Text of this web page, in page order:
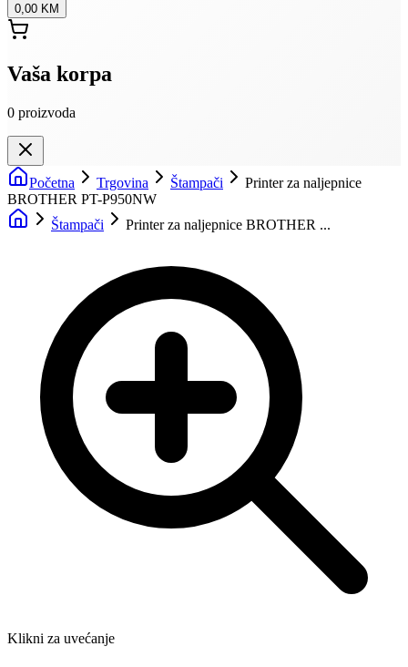
0,00 KM
Vaša korpa
0 proizvoda
Početna Trgovina Štampači
Printer za naljepnice
BROTHER PT-P950NW
Štampači
Printer za naljepnice BROTHER ...
Klikni za uvećanje